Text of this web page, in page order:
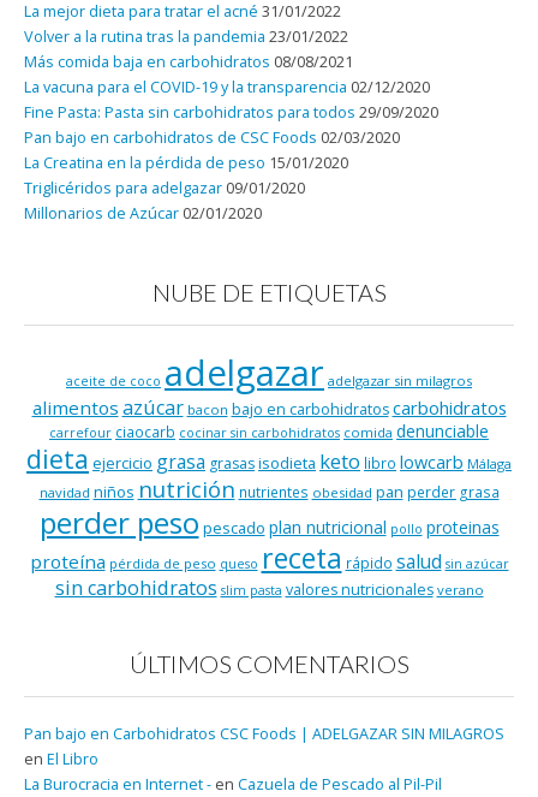
La mejor dieta para tratar el acné 31/01/2022
Volver a la rutina tras la pandemia 23/01/2022
Más comida baja en carbohidratos 08/08/2021
La vacuna para el COVID-19 y la transparencia 02/12/2020
Fine Pasta: Pasta sin carbohidratos para todos 29/09/2020
Pan bajo en carbohidratos de CSC Foods 02/03/2020
La Creatina en la pérdida de peso 15/01/2020
Triglicéridos para adelgazar 09/01/2020
Millonarios de Azúcar 02/01/2020
NUBE DE ETIQUETAS
aceite de coco adelgazar adelgazar sin milagros
alimentos azúcar bacon bajo en carbohidratos carbohidratos
carrefour ciaocarb cocinar sin carbohidratos comida denunciable
dieta ejercicio grasa grasasisodieta keto libro lowcarb Málaga
navidad niños nutrición nutrientes obesidad pan perder grasa
perder peso pescado plan nutricional pollo proteinas
proteína pérdida de peso queso receta rápido salud sin azúcar
sin carbohidratos slim pasta valores nutricionales verano
ÚLTIMOS COMENTARIOS
Pan bajo en Carbohidratos CSC Foods | ADELGAZAR SIN MILAGROS
en El Libro
La Burocracia en Internet - en Cazuela de Pescado al Pil-Pil